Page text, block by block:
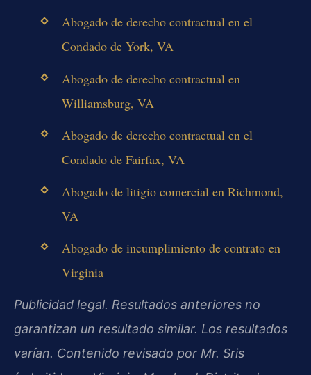
Abogado de derecho contractual en el
Condado de York, VA
Abogado de derecho contractual en
Williamsburg, VA
Abogado de derecho contractual en el
Condado de Fairfax, VA
Abogado de litigio comercial en Richmond,
VA
Abogado de incumplimiento de contrato en
Virginia
Publicidad legal. Resultados anteriores no
garantizan un resultado similar. Los resultados
varían. Contenido revisado por Mr. Sris